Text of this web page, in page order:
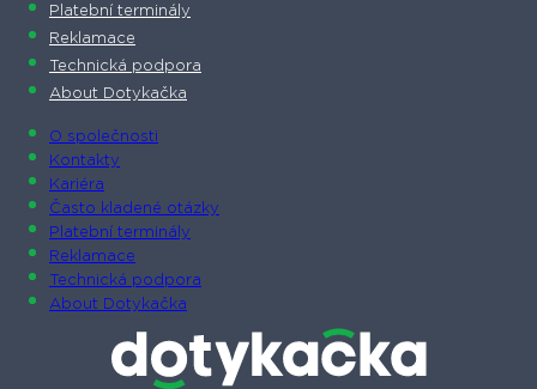
Platební terminály
Reklamace
Technická podpora
About Dotykačka
O společnosti
Kontakty
Kariéra
Často kladené otázky
Platební terminály
Reklamace
Technická podpora
About Dotykačka